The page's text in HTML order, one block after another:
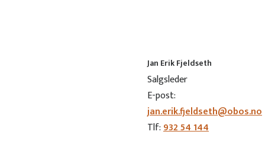
Jan Erik Fjeldseth
Salgsleder
E-post:
jan.erik.fjeldseth@obos.no
Tlf:932 54 144